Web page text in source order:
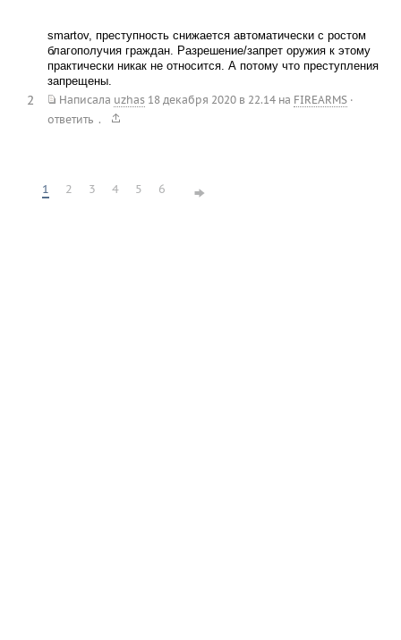
smartov, преступность снижается автоматически с ростом
благополучия граждан. Разрешение/запрет оружия к этому
практически никак не относится. А потому что преступления
запрещены.
Написала uzhas 18 декабря 2020 в 22.14на FIREARMS ·
ответить .
2
1 2 3 4 5 6